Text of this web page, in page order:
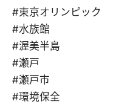
#東京オリンピック
#水族館
#渥美半島
#瀬戸
#瀬戸市
#環境保全